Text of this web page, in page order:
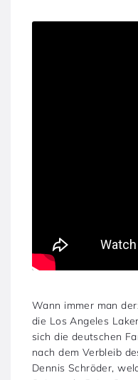
Wann immer man
die Los Angeles
sich die deutschen
nach dem Verbleib
Dennis Schröder,